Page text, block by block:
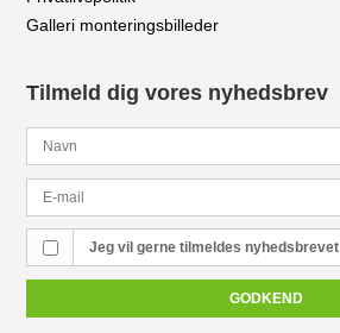
Galleri monteringsbilleder
Tilmeld dig vores nyhedsbrev
Jeg vil gerne tilmeldes nyhedsbrevet
GODKEND